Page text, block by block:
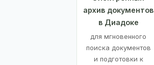
архив документов
в Диадоке
для мгновенного
поиска документов
и подготовки к